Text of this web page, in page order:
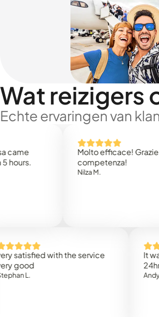
Wat reizigers
Echte ervaringen van
Molto efficace! Grazie per la
competenza!
with the service
It was